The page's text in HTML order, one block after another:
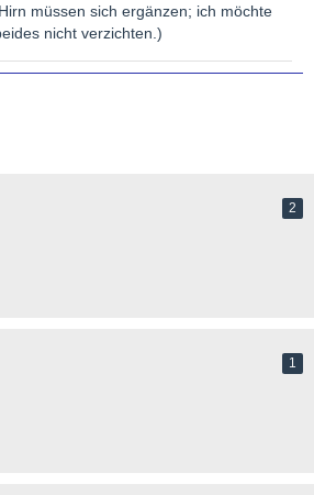
müssen sich ergänzen; ich möchte
nicht verzichten.)
2
1